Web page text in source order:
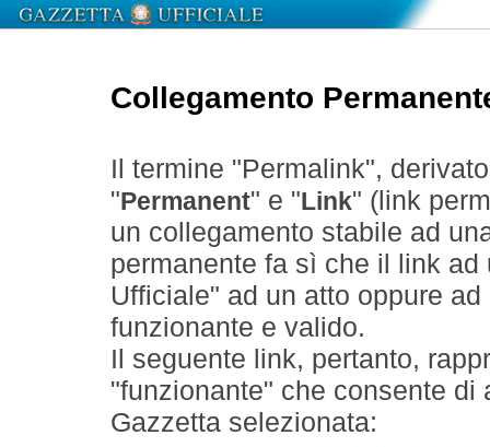
Collegamento
Il termine "Permalink",
" Permanent" e " Link" (link
un collegamento stabile ad
permanente fa sì che il link
Ufficiale" ad un atto oppure
funzionante e valido.
Il seguente link, pertanto,
"funzionante" che consente
Gazzetta selezionata: